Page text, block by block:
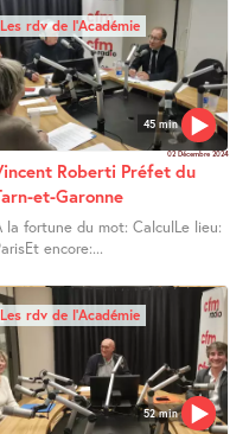
45 min
Les rdv de l’Académie
02 Décembre 2024
Roberti Préfet du
et-Garonne
la fortune du mot: CalculLe lieu:
encore:...
52 min
Les rdv de l’Académie